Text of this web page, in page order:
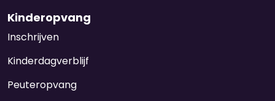
Kinderopvang
Inschrijven
Kinderdagverblijf
Peuteropvang